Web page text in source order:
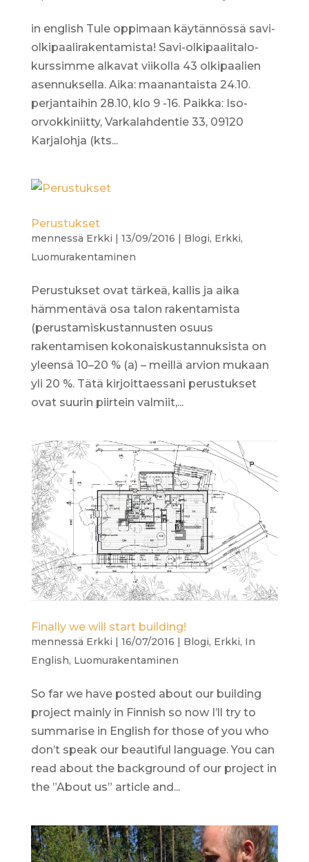
in english Tule oppimaan käytännössä savi-
olkipaalirakentamista! Savi-olkipaalitalo-
kurssimme alkavat viikolla 43 olkipaalien
asennuksella. Aika: maanantaista 24.10.
perjantaihin 28.10, klo 9 -16. Paikka: Iso-
orvokkiniitty, Varkalahdentie 33, 09120
Karjalohja (kts...
Perustukset
mennessä Erkki | 13/09/2016 | Blogi, Erkki,
Luomurakentaminen
Perustukset ovat tärkeä, kallis ja aika
hämmentävä osa talon rakentamista
(perustamiskustannusten osuus
rakentamisen kokonaiskustannuksista on
yleensä 10–20 % (a) – meillä arvion mukaan
yli 20 %. Tätä kirjoittaessani perustukset
ovat suurin piirtein valmiit,...
Finally we will start building!
mennessä Erkki | 16/07/2016 | Blogi, Erkki, In
English, Luomurakentaminen
So far we have posted about our building
project mainly in Finnish so now I’ll try to
summarise in English for those of you who
don’t speak our beautiful language. You can
read about the background of our project in
the ”About us” article and...